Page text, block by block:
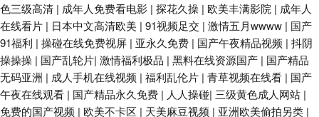
色三级高清 | 成年人免费看电影 | 探花久操 | 欧美丰满影院 | 成年人
在线看片 | 日本中文高清欧美 | 91视频足交 | 激情五月wwww | 国产
91福利 | 操碰在线免费视屏 | 亚永久免费 | 国产午夜精品视频 | 抖阴
操操操 | 国产乱轮片| 激情福利极品 | 黑料在线资源国产 | 国产精品
无码亚洲 | 成人手机在线视频 | 福利乱伦片 | 青草视频在线看 | 国产
午夜在线观看 | 国产精品永久免费 | 人人操碰| 三级黄色成人网站 |
免费的国产视频 | 欧美不卡区 | 天美麻豆视频 | 亚洲欧美偷拍另类 |